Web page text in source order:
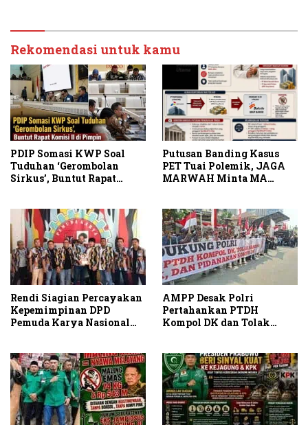
Rekomendasi untuk kamu
PDIP Somasi KWP Soal
Tuduhan ‘Gerombolan
Sirkus’, Buntut Rapat
Putusan Banding Kasus
PET Tuai Polemik, JAGA
MARWAH Minta MA
Rendi Siagian Percayakan
Kepemimpinan DPD
Pemuda Karya Nasional
AMPP Desak Polri
Pertahankan PTDH
Kompol DK dan Tolak